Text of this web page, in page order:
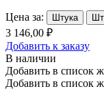
Цена за: Штука
3 146,00 ₽
Добавить к заказу
В наличии
Добавить в список
Добавить в список